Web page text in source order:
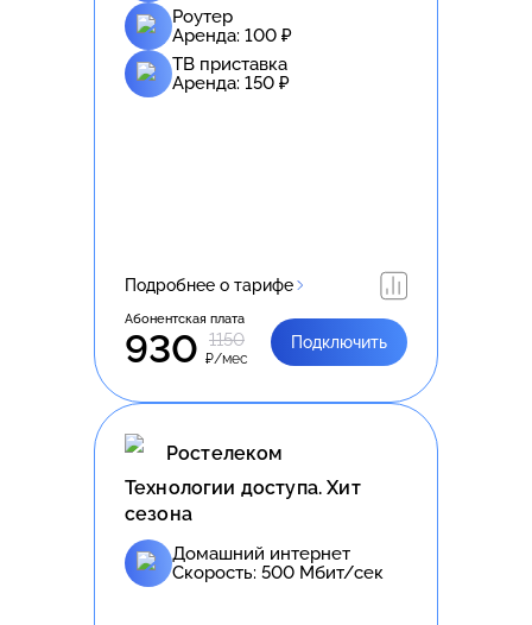
Роутер
Аренда: 100 ₽
ТВ приставка
Аренда: 150 ₽
Подробнее о тарифе
Абонентская плата
930 1150
₽/мес
Подключить
Ростелеком
Технологии доступа. Хит
сезона
Домашний интернет
Скорость: 500 Мбит/сек